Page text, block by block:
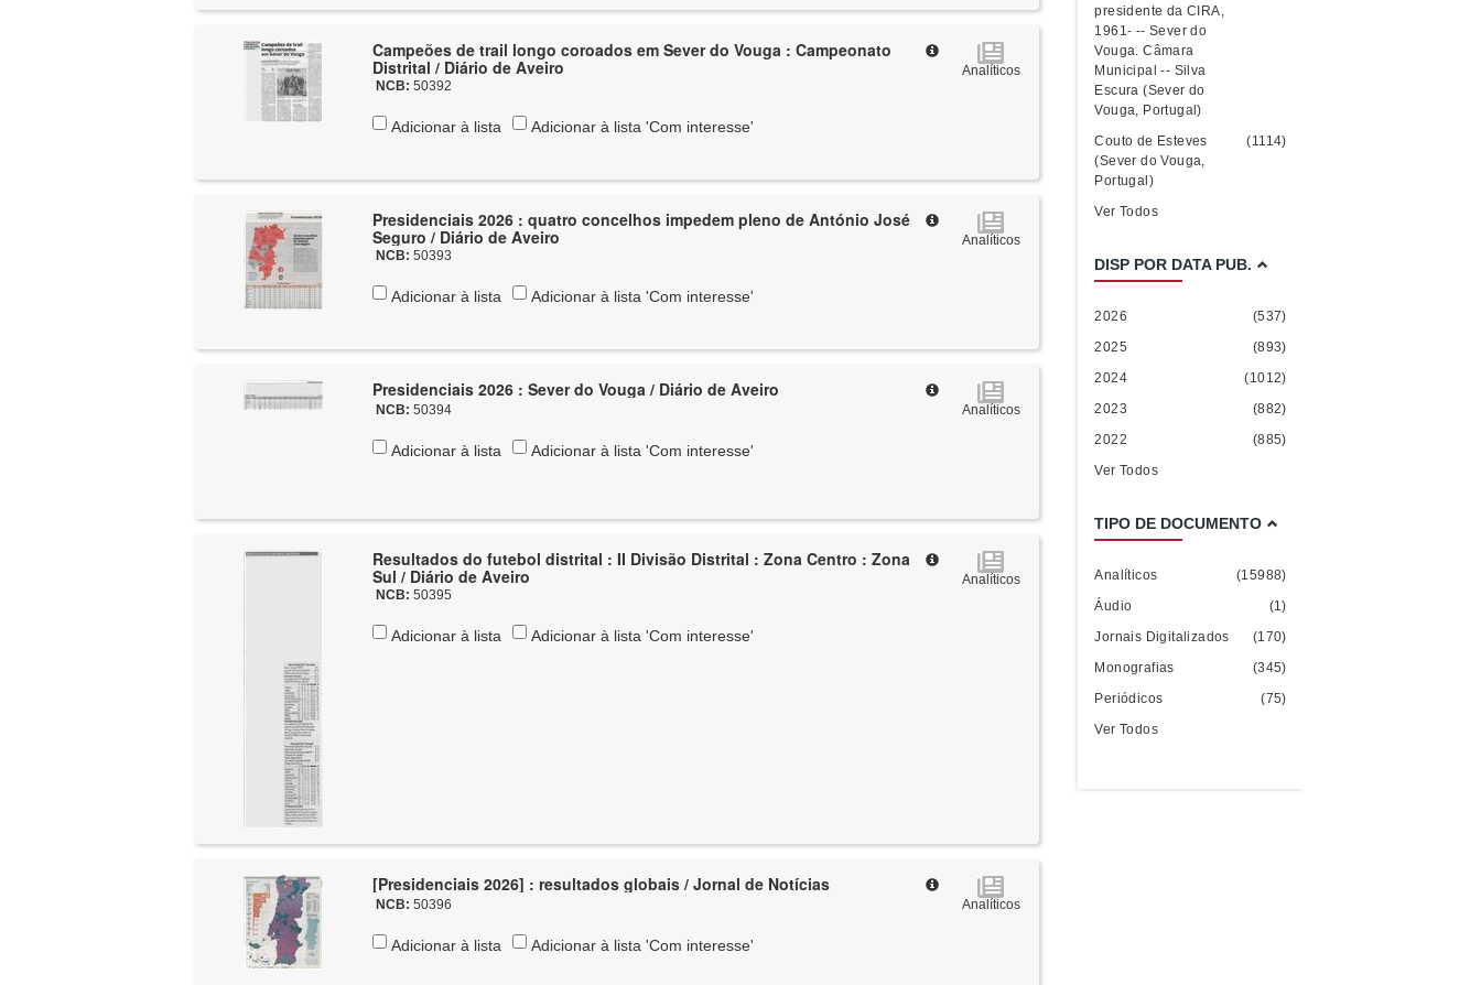
Campeões de trail longo coroados em Sever do Vouga : Campeonato
Distrital / Diário de Aveiro
NCB:50392
Analíticos
Adicionar à lista Adicionar à lista 'Com interesse'
Presidenciais 2026 : quatro concelhos impedem pleno de António José
Seguro / Diário de Aveiro
NCB:50393
Analíticos
Adicionar à lista Adicionar à lista 'Com interesse'
Presidenciais 2026 : Sever do Vouga / Diário de Aveiro
NCB:50394 Analíticos
Adicionar à lista Adicionar à lista 'Com interesse'
Resultados do futebol distrital : II Divisão Distrital : Zona Centro : Zona
Sul / Diário de Aveiro
NCB:50395
Analíticos
Adicionar à lista Adicionar à lista 'Com interesse'
[Presidenciais 2026] : resultados globais / Jornal de Notícias
NCB:50396 Analíticos
Adicionar à lista Adicionar à lista 'Com interesse'
presidente da CIRA,
1961- -- Sever do
Vouga. Câmara
Municipal -- Silva
Escura (Sever do
Vouga, Portugal)
Couto de Esteves
(Sever do Vouga,
Portugal)
(1114)
Ver Todos
DISP POR DATA PUB.
2026
(537)
2025
(893)
2024
(1012)
2023
(882)
2022
(885)
Ver Todos
TIPO DE DOCUMENTO
Analíticos
(15988)
Áudio
(1)
Jornais Digitalizados
(170)
Monografias
(345)
Periódicos
(75)
Ver Todos